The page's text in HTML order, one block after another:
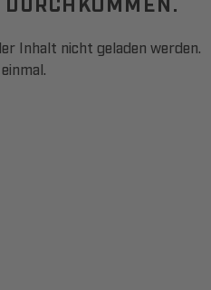
Inhalt nicht geladen werden.